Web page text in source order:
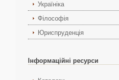
Україніка
Філософія
Юриспруденція
Інформаційні ресурси